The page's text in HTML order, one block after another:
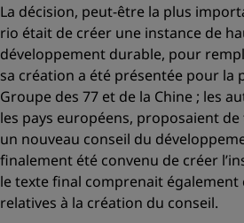
La décision, peut-être la plus
rio était de créer une instance de
développement durable, pour
sa création a été présentée pour la
Groupe des 77 et de la Chine ; les
les pays européens, proposaient
un nouveau conseil du
finalement été convenu de créer
le texte final comprenait
relatives à la création du conseil.